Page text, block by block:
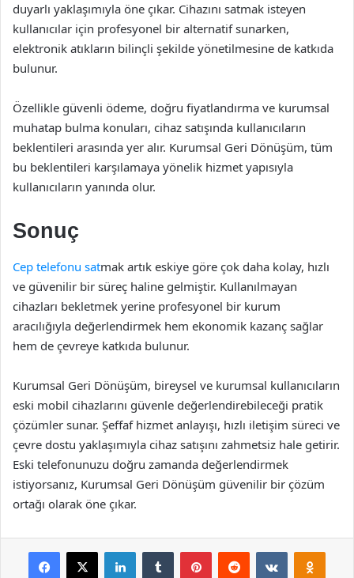
duyarlı yaklaşımıyla öne çıkar. Cihazını satmak isteyen
kullanıcılar için profesyonel bir alternatif sunarken,
elektronik atıkların bilinçli şekilde yönetilmesine de katkıda
bulunur.
Özellikle güvenli ödeme, doğru fiyatlandırma ve kurumsal
muhatap bulma konuları, cihaz satışında kullanıcıların
beklentileri arasında yer alır. Kurumsal Geri Dönüşüm, tüm
bu beklentileri karşılamaya yönelik hizmet yapısıyla
kullanıcıların yanında olur.
Sonuç
Cep telefonu satmak artık eskiye göre çok daha kolay, hızlı
ve güvenilir bir süreç haline gelmiştir. Kullanılmayan
cihazları bekletmek yerine profesyonel bir kurum
aracılığıyla değerlendirmek hem ekonomik kazanç sağlar
hem de çevreye katkıda bulunur.
Kurumsal Geri Dönüşüm, bireysel ve kurumsal kullanıcıların
eski mobil cihazlarını güvenle değerlendirebileceği pratik
çözümler sunar. Şeffaf hizmet anlayışı, hızlı iletişim süreci ve
çevre dostu yaklaşımıyla cihaz satışını zahmetsiz hale getirir.
Eski telefonunuzu doğru zamanda değerlendirmek
istiyorsanız, Kurumsal Geri Dönüşüm güvenilir bir çözüm
ortağı olarak öne çıkar.
Facebook
X LinkedInTumblr PinterestReddit VKontakte